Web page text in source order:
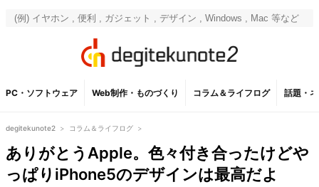
PC・ソフトウェア Web制作・ものづくり コラム＆ライフログ 話題・
degitekunote2 > コラム＆ライフログ >
ありがとうApple。色々付き合ったけどや
っぱりiPhone5のデザインは最高だよ